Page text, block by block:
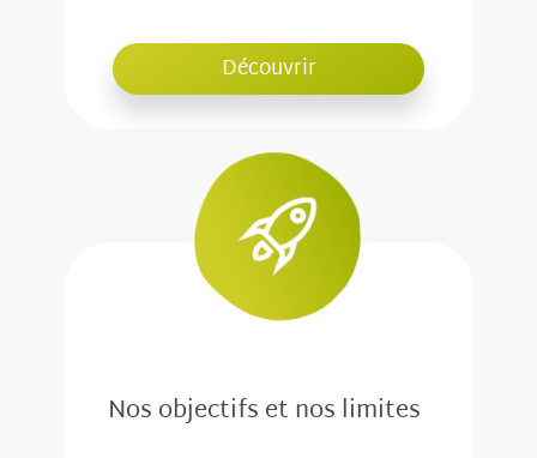
Découvrir
Nos objectifs et nos limites